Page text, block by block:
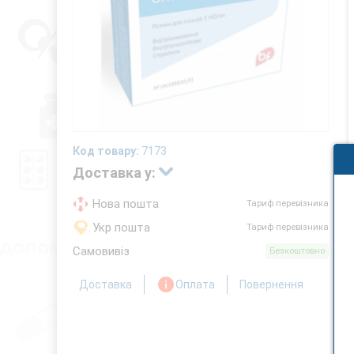
Код товару: 7173
Доставка у:
Нова пошта Тариф перевізника
Укр пошта Тариф перевізника
Самовивіз Безкоштовно
Доставка Оплата Повернення